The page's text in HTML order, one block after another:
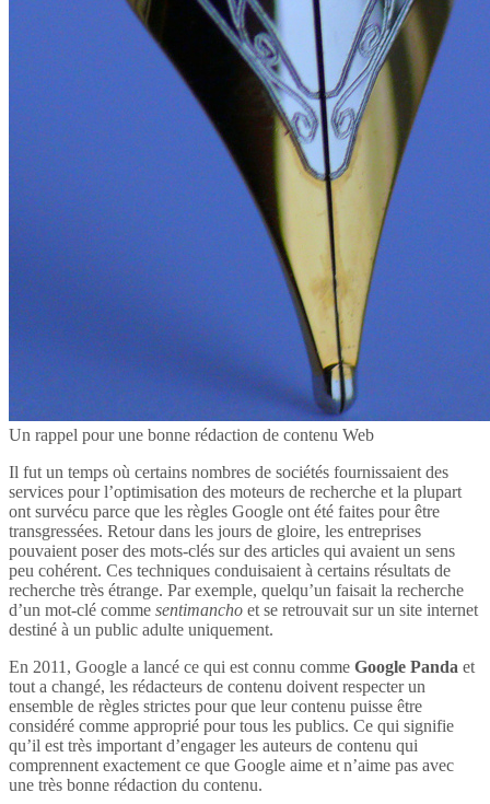
Un rappel pour une bonne rédaction de contenu Web
Il fut un temps où certains nombres de sociétés fournissaient des
services pour l’optimisation des moteurs de recherche et la plupart
ont survécu parce que les règles Google ont été faites pour être
transgressées. Retour dans les jours de gloire, les entreprises
pouvaient poser des mots-clés sur des articles qui avaient un sens
peu cohérent. Ces techniques conduisaient à certains résultats de
recherche très étrange. Par exemple, quelqu’un faisait la recherche
d’un mot-clé comme sentimancho et se retrouvait sur un site internet
destiné à un public adulte uniquement.
En 2011, Google a lancé ce qui est connu comme Google Panda et
tout a changé, les rédacteurs de contenu doivent respecter un
ensemble de règles strictes pour que leur contenu puisse être
considéré comme approprié pour tous les publics. Ce qui signifie
qu’il est très important d’engager les auteurs de contenu qui
comprennent exactement ce que Google aime et n’aime pas avec
une très bonne rédaction du contenu.